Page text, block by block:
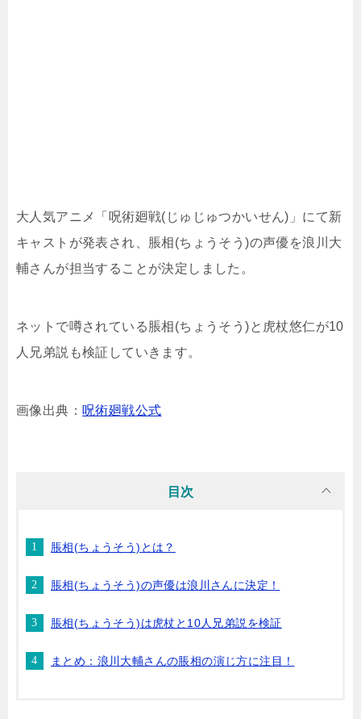
大人気アニメ「呪術廻戦(じゅじゅつかいせん)」にて新
キャストが発表され、脹相(ちょうそう)の声優を浪川大
輔さんが担当することが決定しました。
ネットで噂されている脹相(ちょうそう)と虎杖悠仁が10
人兄弟説も検証していきます。
画像出典： 呪術廻戦公式
目次
脹相(ちょうそう)とは？
脹相(ちょうそう)の声優は浪川さんに決定！
脹相(ちょうそう)は虎杖と10人兄弟説を検証
まとめ：浪川大輔さんの脹相の演じ方に注目！